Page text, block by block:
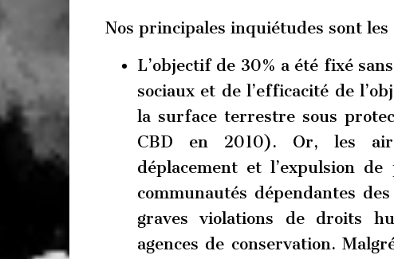
Nos principales inquiétudes sont les
L’objectif de 30% a été fixé
sociaux et de l’efficacité de
la surface terrestre sous
CBD en 2010). Or, les
déplacement et l’expulsion de
communautés dépendantes
graves violations de droits
agences de conservation.